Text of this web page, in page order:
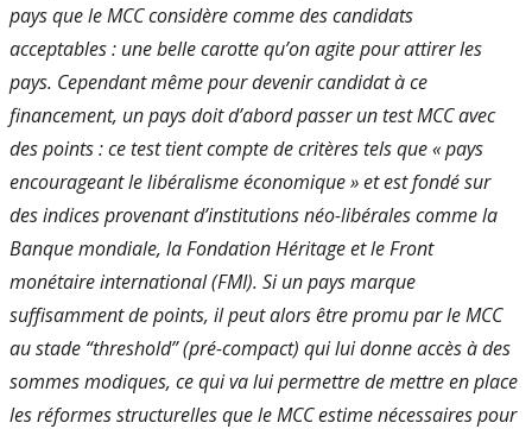
pays que le MCC considère comme des candidats
acceptables : une belle carotte qu’on agite pour attirer les
pays. Cependant même pour devenir candidat à ce
financement, un pays doit d’abord passer un test MCC avec
des points : ce test tient compte de critères tels que « pays
encourageant le libéralisme économique » et est fondé sur
des indices provenant d’institutions néo-libérales comme la
Banque mondiale, la Fondation Héritage et le Front
monétaire international (FMI). Si un pays marque
suffisamment de points, il peut alors être promu par le MCC
au stade “threshold” (pré-compact) qui lui donne accès à des
sommes modiques, ce qui va lui permettre de mettre en place
les réformes structurelles que le MCC estime nécessaires pour